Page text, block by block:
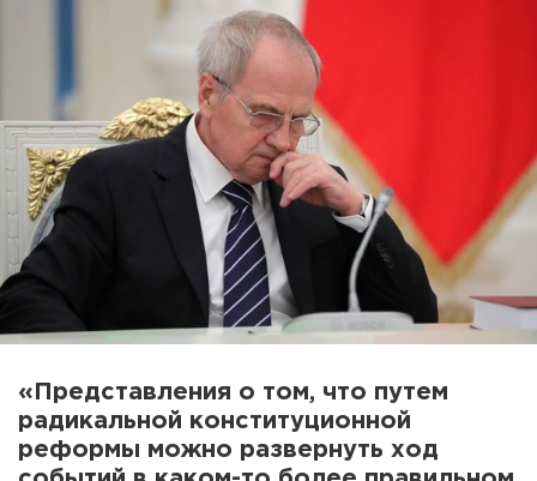
«Представления о том, что путем
радикальной конституционной
реформы можно развернуть ход